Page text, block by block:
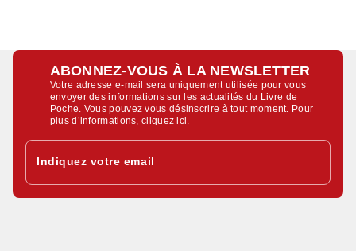
ABONNEZ-VOUS À LA NEWSLETTER
Votre adresse e-mail sera uniquement utilisée pour vous
envoyer des informations sur les actualités du Livre de
Poche. Vous pouvez vous désinscrire à tout moment. Pour
plus d’informations,cliquez ici
Indiquez votre email